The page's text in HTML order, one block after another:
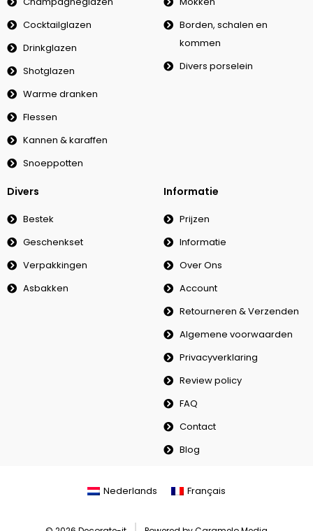
Cocktailglazen
Drinkglazen
Shotglazen
Warme dranken
Flessen
Kannen & karaffen
Snoeppotten
Borden, schalen en
kommen
Divers porselein
Divers
Bestek
Geschenkset
Verpakkingen
Asbakken
Informatie
Prijzen
Informatie
Over Ons
Account
Retourneren & Verzenden
Algemene voorwaarden
Privacyverklaring
Review policy
FAQ
Contact
Blog
Nederlands Français